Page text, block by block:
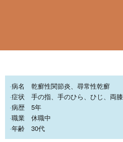
病名 乾癬性関節炎、尋常性乾癬
症状 手の指、手のひら、ひじ、両膝
病歴 5年
職業 休職中
年齢 30代